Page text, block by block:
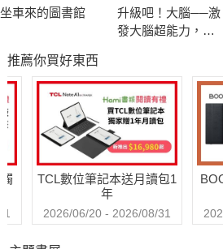
坐車來的圖書館
升級吧！大腦──激
發大腦超能力，破
祕密
推薦你買好東西
TCL數位筆記本送月讀包1
年
2026/06/20 - 2026/08/31